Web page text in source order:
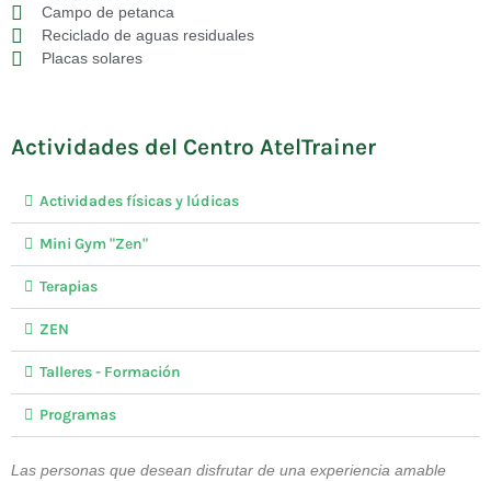
Campo de petanca
Reciclado de aguas residuales
Placas solares
Actividades del Centro AtelTrainer
Actividades físicas y lúdicas
Mini Gym "Zen"
Terapias
ZEN
Talleres - Formación
Programas
Las personas que desean disfrutar de una experiencia amable